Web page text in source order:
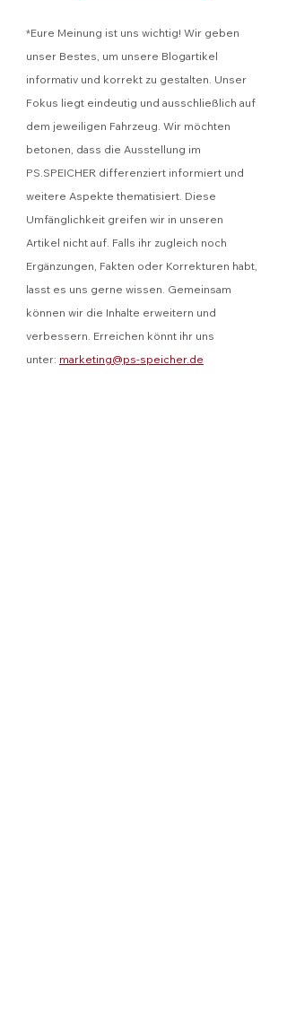
*Eure Meinung ist uns wichtig! Wir geben
unser Bestes, um unsere Blogartikel
informativ und korrekt zu gestalten. Unser
Fokus liegt eindeutig und ausschließlich auf
dem jeweiligen Fahrzeug. Wir möchten
betonen, dass die Ausstellung im
PS.SPEICHER differenziert informiert und
weitere Aspekte thematisiert. Diese
Umfänglichkeit greifen wir in unseren
Artikel nicht auf. Falls ihr zugleich noch
Ergänzungen, Fakten oder Korrekturen habt,
lasst es uns gerne wissen. Gemeinsam
können wir die Inhalte erweitern und
verbessern. Erreichen könnt ihr uns
unter: marketing@ps-speicher.de